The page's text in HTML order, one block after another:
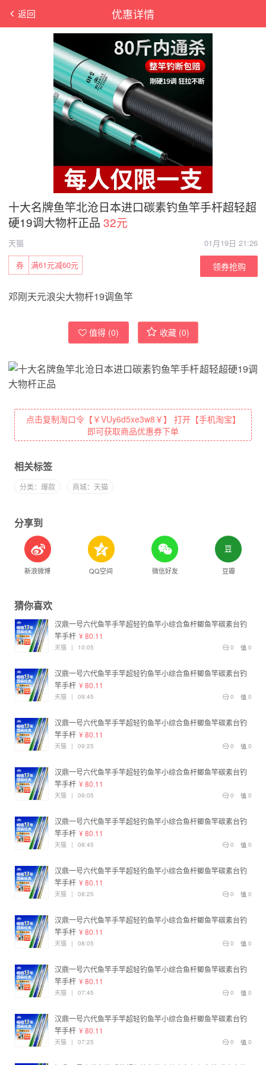
优惠详情
返回
十大名牌鱼竿北沧日本进口碳素钓鱼竿手杆超轻超
硬19调大物杆正品 32元
天猫
01月19日 21:26
满61元减60元
券 领券抢购
邓刚天元浪尖大物杆19调鱼竿
值得 (0) 收藏 (0)
点击复制淘口令【￥VUy6d5xe3w8￥】 打开【手机淘宝】
即可获取商品优惠券下单
相关标签
分类：爆款 商城：天猫
分享到
新浪微博 QQ空间 微信好友 豆瓣
猜你喜欢
汉鼎一号六代鱼竿手竿超轻钓鱼竿小综合鱼杆鲫鱼竿碳素台钓
竿手杆 ¥ 80.11
0
0
天猫 | 10:05
汉鼎一号六代鱼竿手竿超轻钓鱼竿小综合鱼杆鲫鱼竿碳素台钓
竿手杆 ¥ 80.11
0
0
天猫 | 09:45
汉鼎一号六代鱼竿手竿超轻钓鱼竿小综合鱼杆鲫鱼竿碳素台钓
竿手杆 ¥ 80.11
0
0
天猫 | 09:25
汉鼎一号六代鱼竿手竿超轻钓鱼竿小综合鱼杆鲫鱼竿碳素台钓
竿手杆 ¥ 80.11
0
0
天猫 | 09:05
汉鼎一号六代鱼竿手竿超轻钓鱼竿小综合鱼杆鲫鱼竿碳素台钓
竿手杆 ¥ 80.11
0
0
天猫 | 08:45
汉鼎一号六代鱼竿手竿超轻钓鱼竿小综合鱼杆鲫鱼竿碳素台钓
竿手杆 ¥ 80.11
0
0
天猫 | 08:25
汉鼎一号六代鱼竿手竿超轻钓鱼竿小综合鱼杆鲫鱼竿碳素台钓
竿手杆 ¥ 80.11
0
0
天猫 | 08:05
汉鼎一号六代鱼竿手竿超轻钓鱼竿小综合鱼杆鲫鱼竿碳素台钓
竿手杆 ¥ 80.11
0
0
天猫 | 07:45
汉鼎一号六代鱼竿手竿超轻钓鱼竿小综合鱼杆鲫鱼竿碳素台钓
竿手杆 ¥ 80.11
0
0
天猫 | 07:25